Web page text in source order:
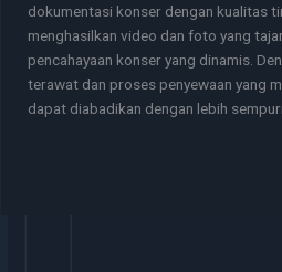
dokumentasi konser dengan kualitas
menghasilkan video dan foto yang
pencahayaan konser yang dinamis.
terawat dan proses penyewaan yang
dapat diabadikan dengan lebih